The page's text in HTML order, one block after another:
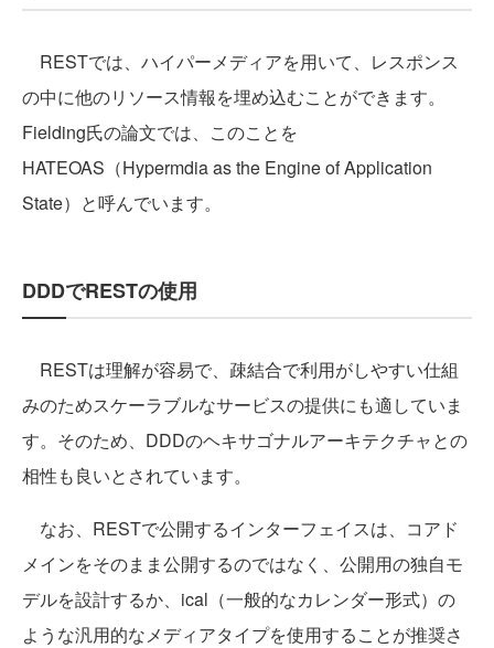
RESTでは、ハイパーメディアを用いて、レスポンス
の中に他のリソース情報を埋め込むことができます。
Fielding氏の論文では、このことを
HATEOAS（Hypermdia as the Engine of Application
State）と呼んでいます。
DDDでRESTの使用
RESTは理解が容易で、疎結合で利用がしやすい仕組
みのためスケーラブルなサービスの提供にも適していま
す。そのため、DDDのヘキサゴナルアーキテクチャとの
相性も良いとされています。
なお、RESTで公開するインターフェイスは、コアド
メインをそのまま公開するのではなく、公開用の独自モ
デルを設計するか、ical（一般的なカレンダー形式）の
ような汎用的なメディアタイプを使用することが推奨さ